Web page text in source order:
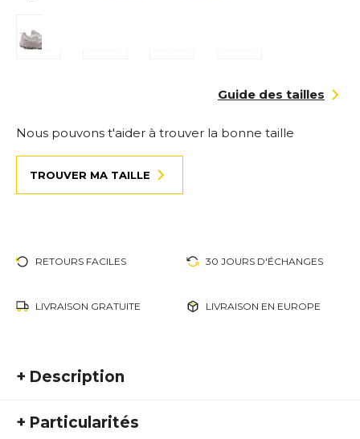
Guide des tailles
Nous pouvons t'aider à trouver la bonne taille
TROUVER MA TAILLE
RETOURS FACILES 30 JOURS D'ÉCHANGES
LIVRAISON GRATUITE LIVRAISON EN EUROPE
+ Description
le confort, l'adhérence et la protection sur tous les
+ Particularités